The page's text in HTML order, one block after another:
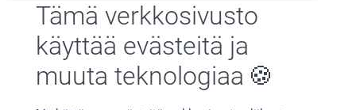
Tämä verkkosivusto
käyttää evästeitä ja
muuta teknologiaa
Etsitkö inspiraatiota?